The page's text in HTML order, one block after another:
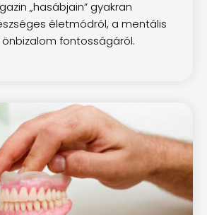
„hasábjain” gyakran
életmódról, a mentális
fontosságáról.